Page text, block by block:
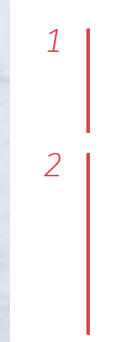
1
2